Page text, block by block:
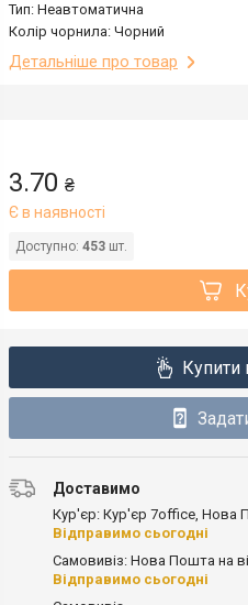
Тип: Неавтоматична
Колір чорнила: Чорний
Детальніше про товар
3.70 ₴
Є в наявності
Доступно: 453 шт.
Купити
Доставимо
Кур'єр: Кур'єр 7office, Нова
Відправимо сьогодні
Самовивіз: Нова Пошта на
Відправимо сьогодні